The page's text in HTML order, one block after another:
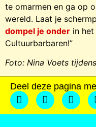
te omarmen en ga op
wereld. Laat je
dompel je onder in
Cultuurbarbaren!”
Foto: Nina Voets
Deel deze pagina